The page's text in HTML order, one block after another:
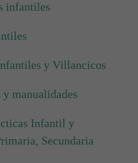
infantiles
y Villancicos
manualidades
Infantil y
Secundaria